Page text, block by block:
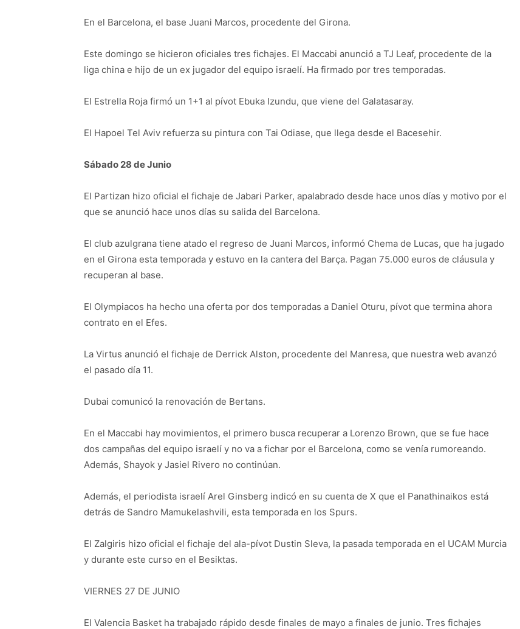
En el Barcelona, el base Juani Marcos, procedente del Girona.
Este domingo se hicieron oficiales tres fichajes. El Maccabi anunció a TJ Leaf, procedente de la
liga china e hijo de un ex jugador del equipo israelí. Ha firmado por tres temporadas.
El Estrella Roja firmó un 1+1 al pívot Ebuka Izundu, que viene del Galatasaray.
El Hapoel Tel Aviv refuerza su pintura con Tai Odiase, que llega desde el Bacesehir.
Sábado 28 de Junio
El Partizan hizo oficial el fichaje de Jabari Parker, apalabrado desde hace unos días y motivo por el
que se anunció hace unos días su salida del Barcelona.
El club azulgrana tiene atado el regreso de Juani Marcos, informó Chema de Lucas, que ha jugado
en el Girona esta temporada y estuvo en la cantera del Barça. Pagan 75.000 euros de cláusula y
recuperan al base.
El Olympiacos ha hecho una oferta por dos temporadas a Daniel Oturu, pívot que termina ahora
contrato en el Efes.
La Virtus anunció el fichaje de Derrick Alston, procedente del Manresa, que nuestra web avanzó
el pasado día 11.
Dubai comunicó la renovación de Bertans.
En el Maccabi hay movimientos, el primero busca recuperar a Lorenzo Brown, que se fue hace
dos campañas del equipo israelí y no va a fichar por el Barcelona, como se venía rumoreando.
Además, Shayok y Jasiel Rivero no continúan.
Además, el periodista israelí Arel Ginsberg indicó en su cuenta de X que el Panathinaikos está
detrás de Sandro Mamukelashvili, esta temporada en los Spurs.
El Zalgiris hizo oficial el fichaje del ala-pívot Dustin Sleva, la pasada temporada en el UCAM Murcia
y durante este curso en el Besiktas.
VIERNES 27 DE JUNIO
El Valencia Basket ha trabajado rápido desde finales de mayo a finales de junio. Tres fichajes